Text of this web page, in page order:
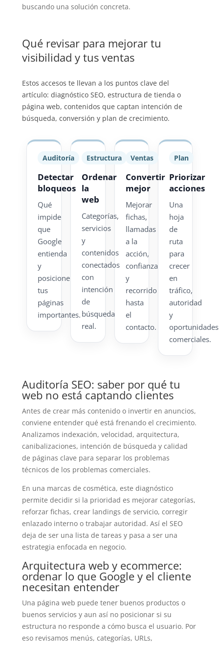
buscando una solución concreta.
Qué revisar para mejorar tu
visibilidad y tus ventas
Estos accesos te llevan a los puntos clave del
artículo: diagnóstico SEO, estructura de tienda o
página web, contenidos que captan intención de
búsqueda, conversión y plan de crecimiento.
Auditoría
Detectar
bloqueos
Qué
impide
que
Google
entienda
y
posicione
tus
páginas
importantes.
Estructura
Ordenar
la
web
Categorías,
servicios
y
contenidos
conectados
con
intención
de
búsqueda
real.
Ventas
Convertir
mejor
Mejorar
fichas,
llamadas
a la
acción,
confianza
y
recorrido
hasta
el
contacto.
Plan
Priorizar
acciones
Una
hoja
de
ruta
para
crecer
en
tráfico,
autoridad
y
oportunidades
comerciales.
Auditoría SEO: saber por qué tu
web no está captando clientes
Antes de crear más contenido o invertir en anuncios,
conviene entender qué está frenando el crecimiento.
Analizamos indexación, velocidad, arquitectura,
canibalizaciones, intención de búsqueda y calidad
de páginas clave para separar los problemas
técnicos de los problemas comerciales.
En una marcas de cosmética, este diagnóstico
permite decidir si la prioridad es mejorar categorías,
reforzar fichas, crear landings de servicio, corregir
enlazado interno o trabajar autoridad. Así el SEO
deja de ser una lista de tareas y pasa a ser una
estrategia enfocada en negocio.
Arquitectura web y ecommerce:
ordenar lo que Google y el cliente
necesitan entender
Una página web puede tener buenos productos o
buenos servicios y aun así no posicionar si su
estructura no responde a cómo busca el usuario. Por
eso revisamos menús, categorías, URLs,